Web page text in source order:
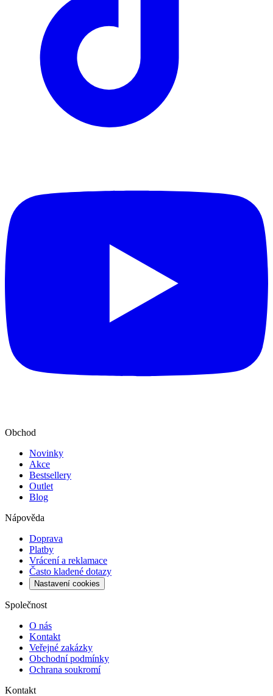
Obchod
Novinky
Akce
Bestsellery
Outlet
Blog
Nápověda
Doprava
Platby
Vrácení a reklamace
Často kladené dotazy
Nastavení cookies
Společnost
O nás
Kontakt
Veřejné zakázky
Obchodní podmínky
Ochrana soukromí
Kontakt